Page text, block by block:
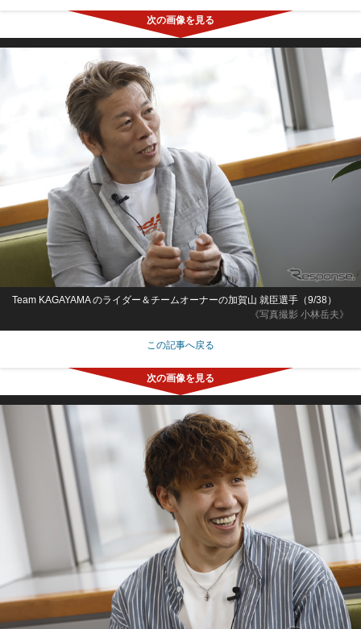
《写真撮影 小林岳夫》
Team KAGAYAMA のライダー＆チームオーナーの加賀山 就臣選手（9/38）
この記事へ戻る